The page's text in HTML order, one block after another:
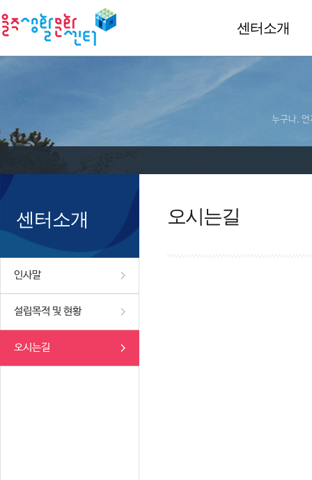
센터소개
누구나, 언
센터소개
인사말
설립목적 및 현황
오시는길
오시는길